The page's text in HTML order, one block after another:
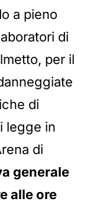
a pieno
di
per il
di
legge in
di
generale
alle ore